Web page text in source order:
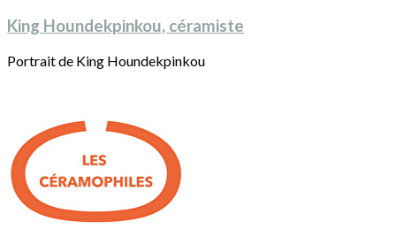
King Houndekpinkou, céramiste
Portrait de King Houndekpinkou